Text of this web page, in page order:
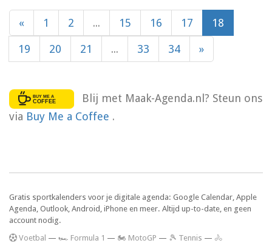
« 1 2 ... 15 16 17 18
19 20 21 ... 33 34 »
Blij met Maak-Agenda.nl? Steun ons
via Buy Me a Coffee .
Gratis sportkalenders voor je digitale agenda: Google Calendar, Apple
Agenda, Outlook, Android, iPhone en meer. Altijd up-to-date, en geen
account nodig.
Voetbal — 🏎️ Formula 1 — 🏍 MotoGP — 🎾 Tennis — 🚴